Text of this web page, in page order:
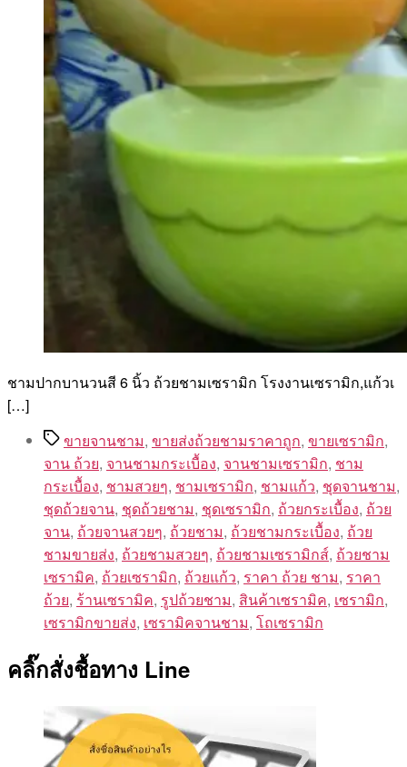
ชามปากบานวนสี 6 นิ้ว ถ้วยชามเซรามิก โรงงานเซรามิก,แก้วเ
[…]
Tagsขายจานชาม, ขายส่งถ้วยชามราคาถูก, ขายเซรามิก,
จาน ถ้วย, จานชามกระเบื้อง, จานชามเซรามิก, ชาม
กระเบื้อง, ชามสวยๆ, ชามเซรามิก, ชามแก้ว, ชุดจานชาม,
ชุดถ้วยจาน, ชุดถ้วยชาม, ชุดเซรามิก, ถ้วยกระเบื้อง, ถ้วย
จาน, ถ้วยจานสวยๆ, ถ้วยชาม, ถ้วยชามกระเบื้อง, ถ้วย
ชามขายส่ง, ถ้วยชามสวยๆ, ถ้วยชามเซรามิกส์, ถ้วยชาม
เซรามิค, ถ้วยเซรามิก, ถ้วยแก้ว, ราคา ถ้วย ชาม, ราคา
ถ้วย, ร้านเซรามิค, รูปถ้วยชาม, สินค้าเซรามิค, เซรามิก,
เซรามิกขายส่ง, เซรามิคจานชาม, โถเซรามิก
คลิ๊กสั่งชื้อทาง Line